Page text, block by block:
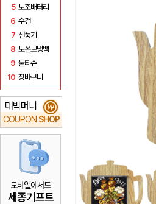
5 보조배터리
6 수건
7 선풍기
8 보온보냉백
9 물티슈
10 장바구니
대박머니
COUPON SHOP
₩
모바일에서도
세종기프트